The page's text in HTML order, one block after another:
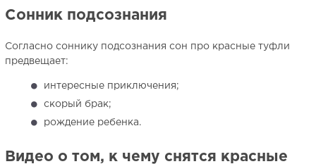
Сонник подсознания
Согласно соннику подсознания сон про красные туфли
предвещает:
интересные приключения;
скорый брак;
рождение ребенка.
Видео о том, к чему снятся красные